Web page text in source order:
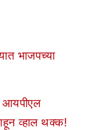
भाजपच्या
आयपीएल
व्हाल थक्क!